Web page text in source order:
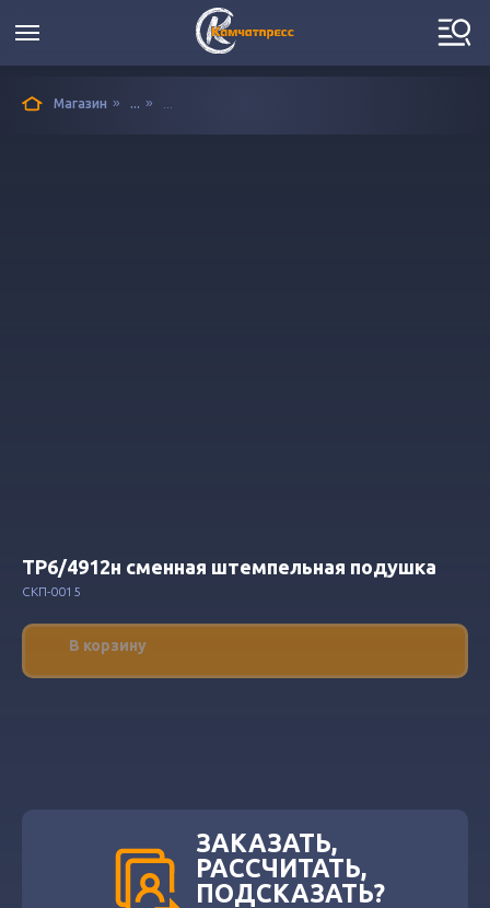
Магазин » ... »
ТР6/4912н сменная штемпельная подушка
СКП-0015
В корзину
ЗАКАЗАТЬ,
РАССЧИТАТЬ,
ПОДСКАЗАТЬ?